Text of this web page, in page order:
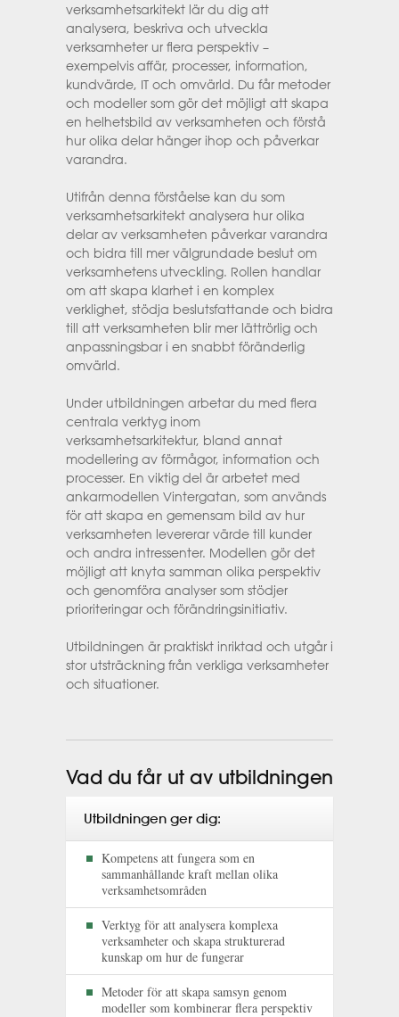
verksamhetsarkitekt lär du dig att
analysera, beskriva och utveckla
verksamheter ur flera perspektiv –
exempelvis affär, processer, information,
kundvärde, IT och omvärld. Du får metoder
och modeller som gör det möjligt att skapa
en helhetsbild av verksamheten och förstå
hur olika delar hänger ihop och påverkar
varandra.
Utifrån denna förståelse kan du som
verksamhetsarkitekt analysera hur olika
delar av verksamheten påverkar varandra
och bidra till mer välgrundade beslut om
verksamhetens utveckling. Rollen handlar
om att skapa klarhet i en komplex
verklighet, stödja beslutsfattande och bidra
till att verksamheten blir mer lättrörlig och
anpassningsbar i en snabbt föränderlig
omvärld.
Under utbildningen arbetar du med flera
centrala verktyg inom
verksamhetsarkitektur, bland annat
modellering av förmågor, information och
processer. En viktig del är arbetet med
ankarmodellen Vintergatan, som används
för att skapa en gemensam bild av hur
verksamheten levererar värde till kunder
och andra intressenter. Modellen gör det
möjligt att knyta samman olika perspektiv
och genomföra analyser som stödjer
prioriteringar och förändringsinitiativ.
Utbildningen är praktiskt inriktad och utgår i
stor utsträckning från verkliga verksamheter
och situationer.
Vad du får ut av utbildningen
Utbildningen ger dig:
Kompetens att fungera som en
sammanhållande kraft mellan olika
verksamhetsområden
Verktyg för att analysera komplexa
verksamheter och skapa strukturerad
kunskap om hur de fungerar
Metoder för att skapa samsyn genom
modeller som kombinerar flera perspektiv